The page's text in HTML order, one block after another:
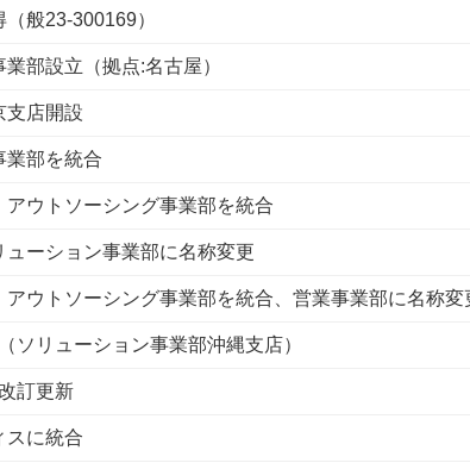
般23-300169）
部設立（拠点:名古屋）
店開設
業部を統合
ウトソーシング事業部を統合
ーション事業部に名称変更
ウトソーシング事業部を統合、営業事業部に名称変
ソリューション事業部沖縄支店）
訂更新
スに統合